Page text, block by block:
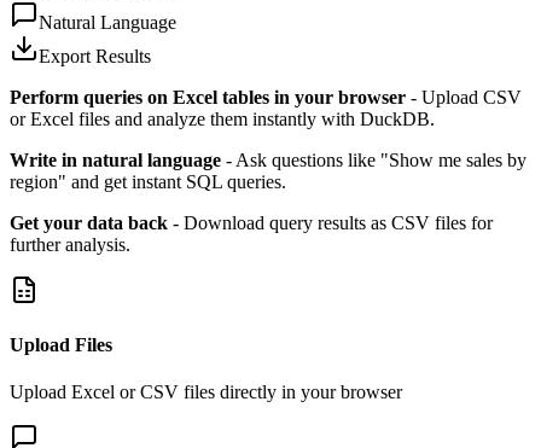
Natural Language
Export Results
Perform queries on Excel tables in your browser - Upload CSV
or Excel files and analyze them instantly with DuckDB.
Write in natural language - Ask questions like "Show me sales by
region" and get instant SQL queries.
Get your data back - Download query results as CSV files for
further analysis.
Upload Files
Upload Excel or CSV files directly in your browser